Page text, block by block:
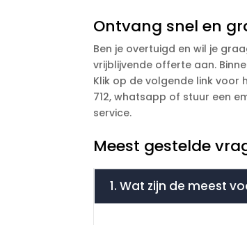
Ontvang snel en
Ben je overtuigd en wil je
vrijblijvende offerte aan.
Klik op de volgende link
712, whatsapp of stuur een
service.
Meest gestelde
1. Wat zijn de meest